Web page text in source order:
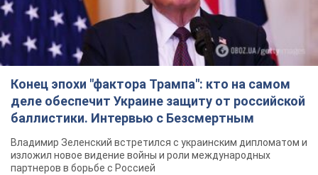
Конец эпохи "фактора Трампа": кто на самом
деле обеспечит Украине защиту от российской
баллистики. Интервью с Безсмертным
Владимир Зеленский встретился с украинским дипломатом и
изложил новое видение войны и роли международных
партнеров в борьбе с Россией